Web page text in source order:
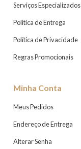
Serviços Especializados
Política de Entrega
Política de Privacidade
Regras Promocionais
Minha Conta
Meus Pedidos
Endereço de Entrega
Alterar Senha